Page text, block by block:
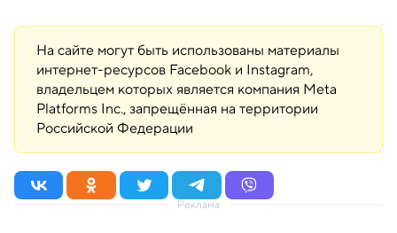
На сайте могут быть использованы материалы
интернет-ресурсов Facebook и Instagram,
владельцем которых является компания Meta
Platforms Inc., запрещённая на территории
Российской Федерации
Реклама